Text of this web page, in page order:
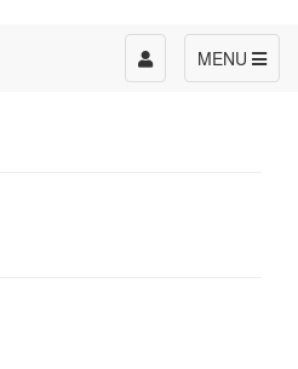
MENU
Toggle
navigation